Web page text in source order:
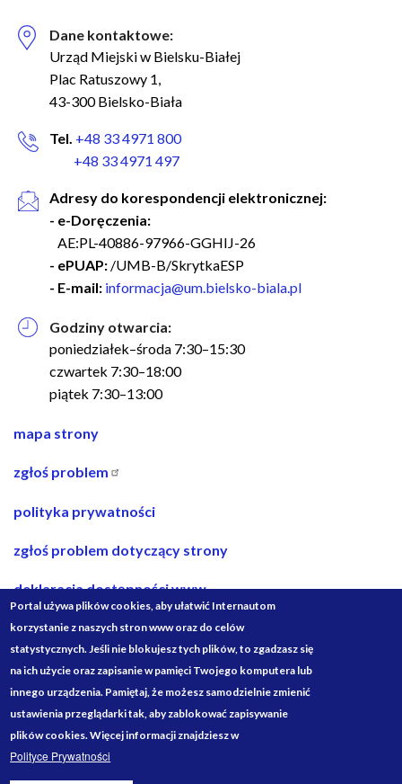
Dane kontaktowe:
Urząd Miejski w Bielsku-Białej
Plac Ratuszowy 1,
43-300 Bielsko-Biała
Tel. +48 33 4971 800
+48 33 4971 497
Adresy do korespondencji elektronicznej:
- e-Doręczenia:
AE:PL-40886-97966-GGHIJ-26
- ePUAP: /UMB-B/SkrytkaESP
- E-mail: informacja@um.bielsko-biala.pl
Godziny otwarcia:
poniedziałek–środa 7:30–15:30
czwartek 7:30–18:00
piątek 7:30–13:00
nawigacja
stopce
mapa strony
zgłoś problem
polityka prywatności
zgłoś problem dotyczący strony
deklaracja dostępności www
deklaracja dostępności bip
projekty ze środków budżetu państwa
Społecznościowe
Portal używa plików cookies, aby ułatwić Internautom
korzystanie z naszych stron www oraz do celów
statystycznych. Jeśli nie blokujesz tych plików, to zgadzasz się
na ich użycie oraz zapisanie w pamięci Twojego komputera lub
innego urządzenia. Pamiętaj, że możesz samodzielnie zmienić
ustawienia przeglądarki tak, aby zablokować zapisywanie
plików cookies. Więcej informacji znajdziesz w
Polityce Prywatności